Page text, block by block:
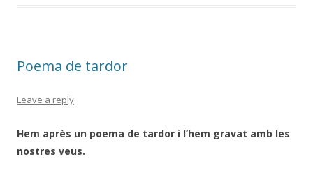
Poema de tardor
Leave a reply
Hem après un poema de tardor i l’hem gravat amb les
nostres veus.